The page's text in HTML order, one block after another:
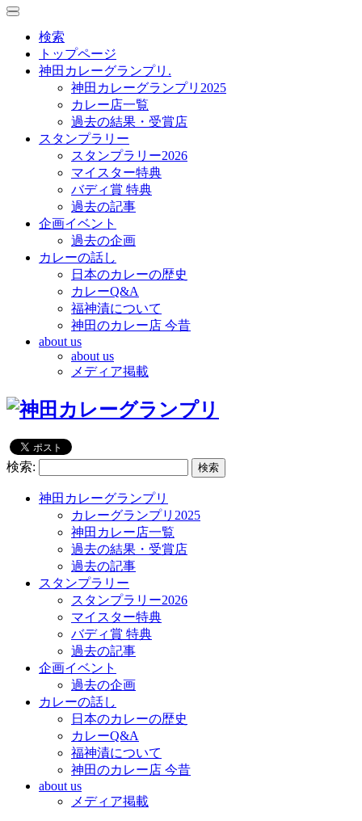
toggle
toggle
navigation
検索
トップページ
神田カレーグランプリ.
神田カレーグランプリ2025
カレー店一覧
過去の結果・受賞店
スタンプラリー
スタンプラリー2026
マイスター特典
バディ賞 特典
過去の記事
企画イベント
過去の企画
カレーの話し
日本のカレーの歴史
カレーQ&A
福神漬について
神田のカレー店 今昔
about us
about us
メディア掲載
検索:
神田カレーグランプリ
カレーグランプリ2025
神田カレー店一覧
過去の結果・受賞店
過去の記事
スタンプラリー
スタンプラリー2026
マイスター特典
バディ賞 特典
過去の記事
企画イベント
過去の企画
カレーの話し
日本のカレーの歴史
カレーQ&A
福神漬について
神田のカレー店 今昔
about us
メディア掲載